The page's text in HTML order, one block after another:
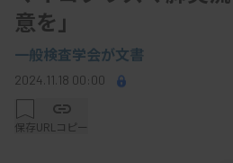
意を」
一般検査学会が文書
2024.11.18 00:00
保存URLコピー